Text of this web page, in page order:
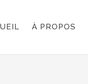
À PROPOS